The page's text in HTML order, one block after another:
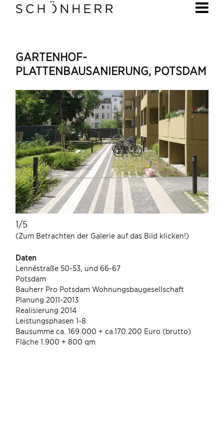
GARTENHOF-
PLATTENBAUSANIERUNG, POTSDAM
1/5
(Zum Betrachten der Galerie auf das Bild klicken!)
Daten
Lennéstraße 50-53, und 66-67
Potsdam
Bauherr Pro Potsdam Wohnungsbaugesellschaft
Planung 2011-2013
Realisierung 2014
Leistungsphasen 1-8
Bausumme ca. 169.000 + ca.170.200 Euro (brutto)
Fläche 1.900 + 800 qm